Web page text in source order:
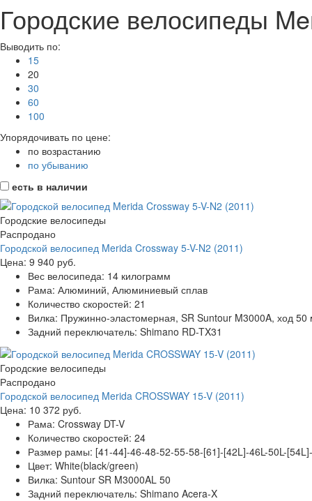
Городские велосипеды
Выводить по:
15
20
30
60
100
Упорядочивать по цене:
по возрастанию
по убыванию
есть в наличии
Городские велосипеды
Распродано
Городской велосипед Merida Crossway 5-V-N2 (2011)
Цена: 9 940 руб.
Вес велосипеда: 14 килограмм
Рама: Алюминий, Алюминиевый сплав
Количество скоростей: 21
Вилка: Пружинно-эластомерная, SR Suntour M3000A, ход
Задний переключатель: Shimano RD-TX31
Городские велосипеды
Распродано
Городской велосипед Merida CROSSWAY 15-V (2011)
Цена: 10 372 руб.
Рама: Crossway DT-V
Количество скоростей: 24
Размер рамы: [41-44]-46-48-52-55-58-[61]-[42L]-46L-50L-
Цвет: White(black/green)
Вилка: Suntour SR M3000AL 50
Задний переключатель: Shimano Acera-X